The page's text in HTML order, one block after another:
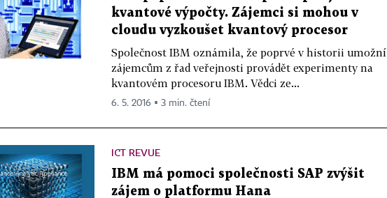
kvantové výpočty. Zájemci si mohou v
cloudu vyzkoušet kvantový procesor
Společnost IBM oznámila, že poprvé v historii umožní
zájemcům z řad veřejnosti provádět experimenty na
kvantovém procesoru IBM. Vědci ze...
6. 5. 2016 ▪ 3 min. čtení
ICT REVUE
IBM má pomoci společnosti SAP zvýšit
zájem o platformu Hana